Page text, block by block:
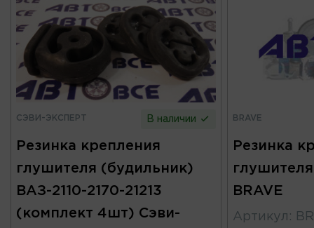
СЭВИ-ЭКСПЕРТ В наличии
Резинка крепления
глушителя (будильник)
ВАЗ-2110-2170-21213
(комплект 4шт) Сэви-
BRAVE
Резинка
BRAVE
Артикул :